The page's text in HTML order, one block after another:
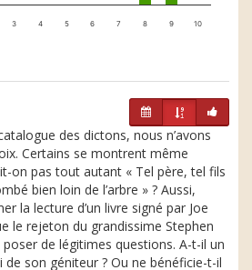
3 4 5 6 7 8 9 10
des dictons, nous n’avons
Certains se montrent même
on pas tout autant « Tel père, tel fils
bien loin de l’arbre » ? Aussi,
la lecture d’un livre signé par Joe
le rejeton du grandissime Stephen
de légitimes questions. A-t-il un
son géniteur ? Ou ne bénéficie-t-il